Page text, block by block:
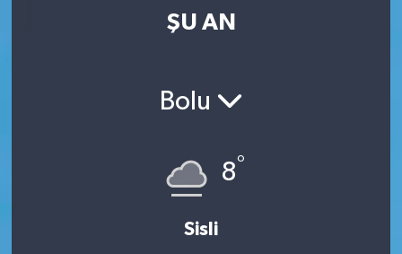
ŞU AN
Bolu
8°
Sisli
Son Dakika Haberleri